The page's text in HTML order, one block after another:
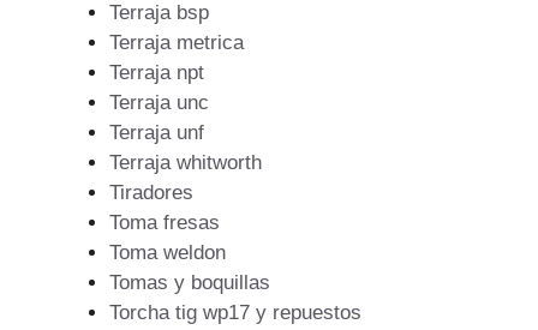
Terraja bsp
Terraja metrica
Terraja npt
Terraja unc
Terraja unf
Terraja whitworth
Tiradores
Toma fresas
Toma weldon
Tomas y boquillas
Torcha tig wp17 y repuestos